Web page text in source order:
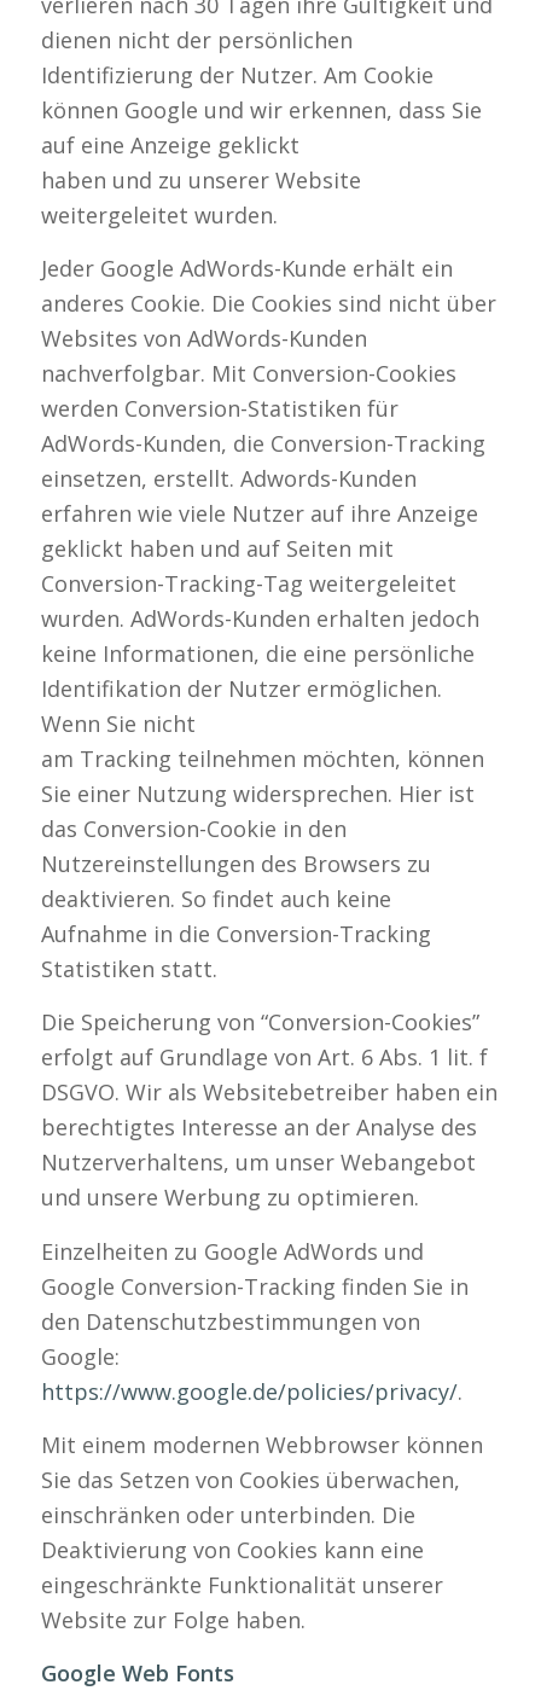
dienen nicht der persönlichen
Identifizierung der Nutzer. Am Cookie
können Google und wir erkennen, dass Sie
auf eine Anzeige geklickt
haben und zu unserer Website
weitergeleitet wurden.
Jeder Google AdWords-Kunde erhält ein
anderes Cookie. Die Cookies sind nicht über
Websites von AdWords-Kunden
nachverfolgbar. Mit Conversion-Cookies
werden Conversion-Statistiken für
AdWords-Kunden, die Conversion-Tracking
einsetzen, erstellt. Adwords-Kunden
erfahren wie viele Nutzer auf ihre Anzeige
geklickt haben und auf Seiten mit
Conversion-Tracking-Tag weitergeleitet
wurden. AdWords-Kunden erhalten jedoch
keine Informationen, die eine persönliche
Identifikation der Nutzer ermöglichen.
Wenn Sie nicht
am Tracking teilnehmen möchten, können
Sie einer Nutzung widersprechen. Hier ist
das Conversion-Cookie in den
Nutzereinstellungen des Browsers zu
deaktivieren. So findet auch keine
Aufnahme in die Conversion-Tracking
Statistiken statt.
Die Speicherung von “Conversion-Cookies”
erfolgt auf Grundlage von Art. 6 Abs. 1 lit. f
DSGVO. Wir als Websitebetreiber haben ein
berechtigtes Interesse an der Analyse des
Nutzerverhaltens, um unser Webangebot
und unsere Werbung zu optimieren.
Einzelheiten zu Google AdWords und
Google Conversion-Tracking finden Sie in
den Datenschutzbestimmungen von
Google:
https://www.google.de/policies/privacy/.
Mit einem modernen Webbrowser können
Sie das Setzen von Cookies überwachen,
einschränken oder unterbinden. Die
Deaktivierung von Cookies kann eine
eingeschränkte Funktionalität unserer
Website zur Folge haben.
Google Web Fonts